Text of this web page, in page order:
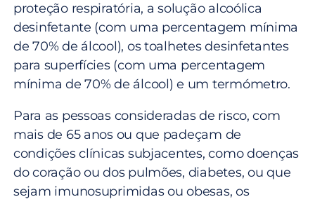
proteção respiratória, a solução alcoólica
desinfetante (com uma percentagem mínima
de 70% de álcool), os toalhetes desinfetantes
para superfícies (com uma percentagem
mínima de 70% de álcool) e um termómetro.
Para as pessoas consideradas de risco, com
mais de 65 anos ou que padeçam de
condições clínicas subjacentes, como doenças
do coração ou dos pulmões, diabetes, ou que
sejam imunosuprimidas ou obesas, os